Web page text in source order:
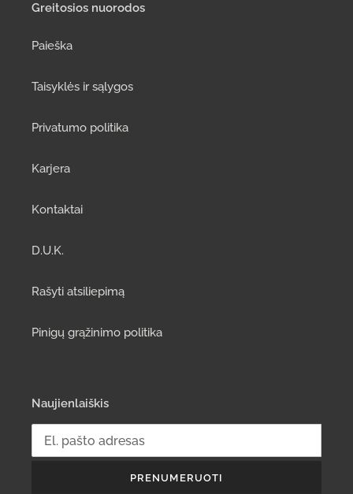
Greitosios nuorodos
Paieška
Taisyklės ir sąlygos
Privatumo politika
Karjera
Kontaktai
D.U.K.
Rašyti atsiliepimą
Pinigų grąžinimo politika
Naujienlaiškis
PRENUMERUOTI